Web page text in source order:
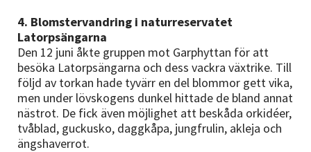
4. Blomstervandring i naturreservatet
Latorpsängarna
Den 12 juni åkte gruppen mot Garphyttan för att
besöka Latorpsängarna och dess vackra växtrike. Till
följd av torkan hade tyvärr en del blommor gett vika,
men under lövskogens dunkel hittade de bland annat
nästrot. De fick även möjlighet att beskåda orkidéer,
tvåblad, guckusko, daggkåpa, jungfrulin, akleja och
ängshaverrot.